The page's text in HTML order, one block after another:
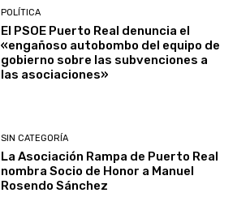
POLÍTICA
El PSOE Puerto Real denuncia el
«engañoso autobombo del equipo de
gobierno sobre las subvenciones a
las asociaciones»
SIN CATEGORÍA
La Asociación Rampa de Puerto Real
nombra Socio de Honor a Manuel
Rosendo Sánchez